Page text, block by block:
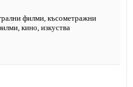
филми, късометражни
, кино, изкуства